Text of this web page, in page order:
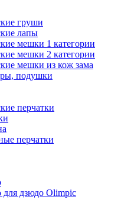
груши
лапы
мешки 1 категории
мешки 2 категории
мешки из кож зама
подушки
перчатки
перчатки
дзюдо Olimpic